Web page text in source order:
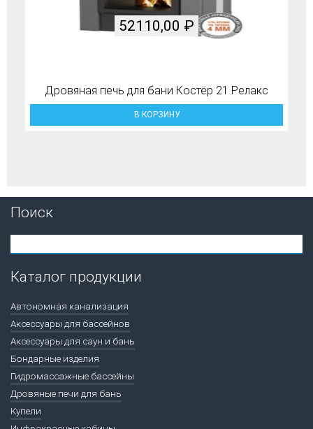
Дровяная печь для бани Костёр 21 Релакс
52110,00 ₽
В КОРЗИНУ
Поиск
Каталог продукции
Автономная канализация
Аксессуары для бассейнов
Аксессуары для саун и бань
Бондарные изделия
Гидромассажные бассейны
Дровяные печи для бань
Купели